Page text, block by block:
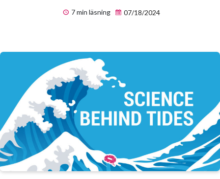
7 min läsning
07/18/2024